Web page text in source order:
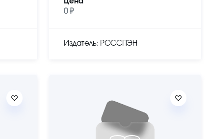
0 ₽
Издатель: РОССПЭН